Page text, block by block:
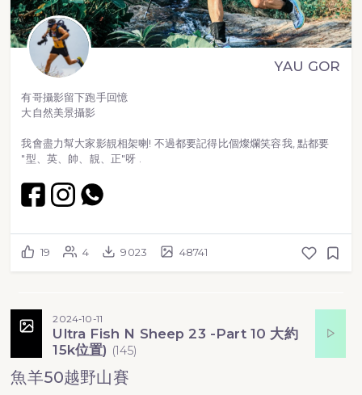
YAU GOR
有哥攝影留下跑手回憶
大自然美景攝影
我會盡力幫大家影靚相架喇! 不過都要記得比個燦爛笑容我, 點都要
"型、英、帥、靚、正"呀 .
19 4 9023 48741
2024-10-11
Ultra Fish N Sheep 23 -Part 10 大約
15k位置) (145)
魚羊50越野山賽